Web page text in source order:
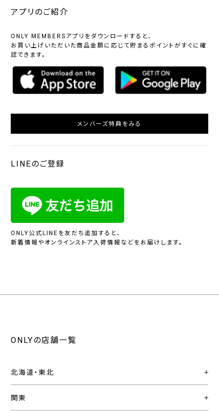
アプリのご紹介
ONLY MEMBERSアプリをダウンロードすると、
お買い上げいただいた商品金額に応じて貯まるポイントがすぐに確
認できます。
メンバーズ特典をみる
LINEのご登録
ONLY公式LINEを友だち追加すると、
新着情報やオンラインストア入荷情報などをお届けします。
ONLYの店舗一覧
北海道・東北
関東